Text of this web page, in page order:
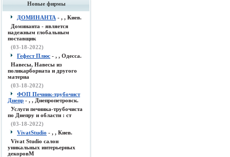
Новые фирмы
ДОМИНАНТА - , , Киев.
Доминанта - является
надежным глобальным
поставщик
(03-18-2022)
Гефест Плюс - , , Одесса.
Навесы, Навесы из
поликарборната и другого
материа
(03-18-2022)
ФОП Печник-трубочист
Днепр - , , Днепропетровск.
Услуги печника-трубочиста
по Днепру и области : ст
(03-18-2022)
VivatStudio - , , Киев.
Vivat Studio салон
уникальных интерьерных
декоровМ